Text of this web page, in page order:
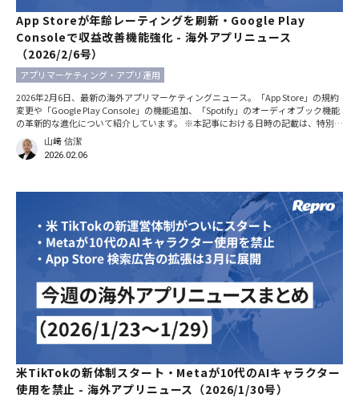
App Storeが年齢レーティングを刷新・Google Play
Consoleで収益改善機能強化 - 海外アプリニュース
（2026/2/6号）
アプリマーケティング・アプリ運用
2026年2月6日、最新の海外アプリマーケティングニュース。「App Store」の規約
変更や「Google Play Console」の機能追加、「Spotify」のオーディオブック機能
の革新的な進化について紹介しています。 ※本記事における日時の記載は、特別な
断りがない限りすべて現地時間です。 「App Store」が新たな年齢制限指定（年齢
レーティング）を適用開始
山﨑 信潔
2026.02.06
米TikTokの新体制スタート・Metaが10代のAIキャラクター
使用を禁止 - 海外アプリニュース（2026/1/30号）